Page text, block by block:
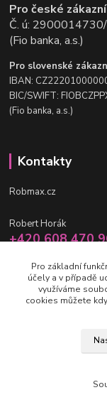
Pro české
Č. ú:
(Fio banka, a.s.)
Pro slovenské
IBAN:
BIC/SWIFT:
(Fio banka, a.s.)
Kontakty
Robmax.cz
Robert Horák
+420 608 470
info@robmax.cz
Pro základní
účely a v případě
využíváme
cookies můžete